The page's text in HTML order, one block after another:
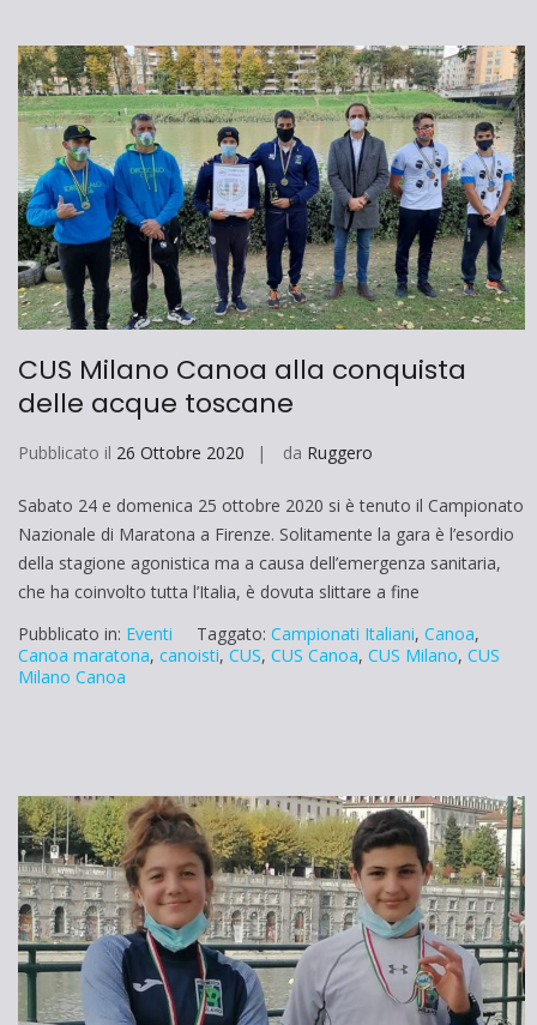
CUS Milano Canoa alla conquista
delle acque toscane
Pubblicato il 26 Ottobre 2020 da Ruggero
Sabato 24 e domenica 25 ottobre 2020 si è tenuto il Campionato
Nazionale di Maratona a Firenze. Solitamente la gara è l’esordio
della stagione agonistica ma a causa dell’emergenza sanitaria,
che ha coinvolto tutta l’Italia, è dovuta slittare a fine
Pubblicato in: Eventi Taggato: Campionati Italiani, Canoa,
Canoa maratona, canoisti, CUS, CUS Canoa, CUS Milano, CUS
Milano Canoa